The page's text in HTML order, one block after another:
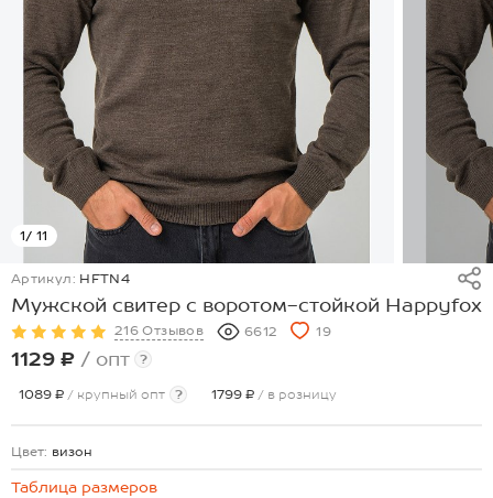
1/ 11
Артикул: HFTN4
Мужской свитер с воротом-стойкой Happyfox
216 Отзывов 6612 19
1129 ₽ / опт ?
1089 ₽ / крупный опт ? 1799 ₽ / в розницу
Цвет: визон
Таблица размеров